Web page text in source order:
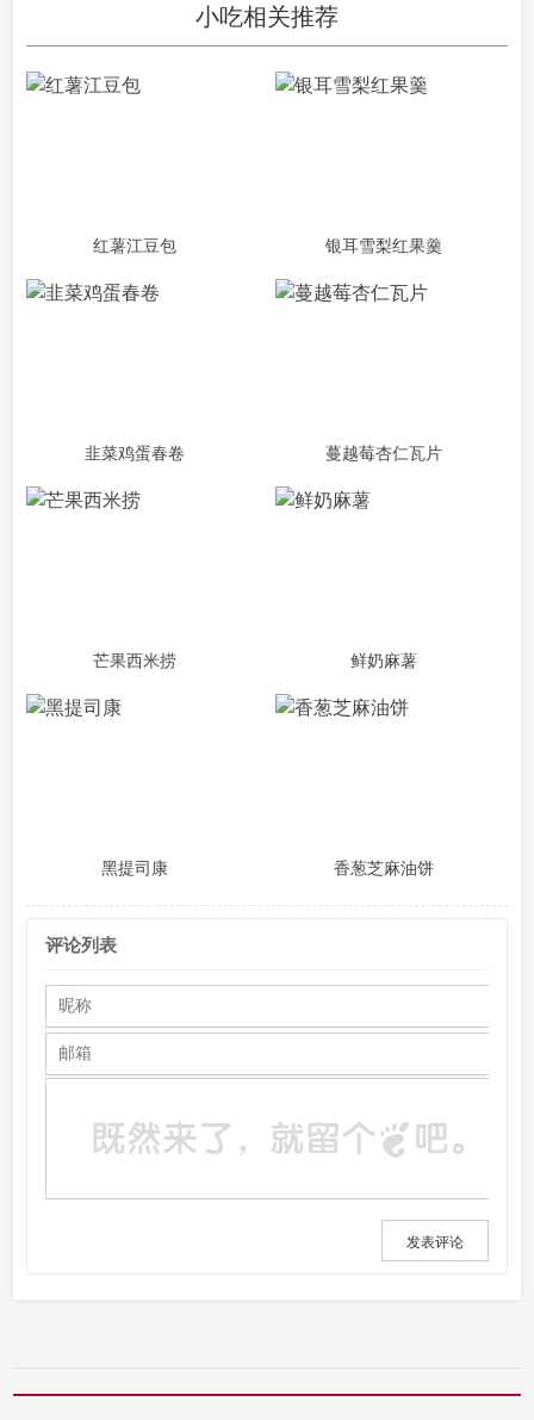
小吃相关推荐
红薯江豆包 银耳雪梨红果羹
韭菜鸡蛋春卷 蔓越莓杏仁瓦片
芒果西米捞 鲜奶麻薯
黑提司康 香葱芝麻油饼
评论列表
发表评论